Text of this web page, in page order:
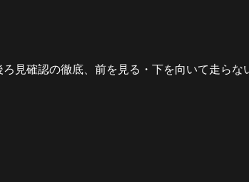
見確認の徹底、前を見る・下を向いて走らな